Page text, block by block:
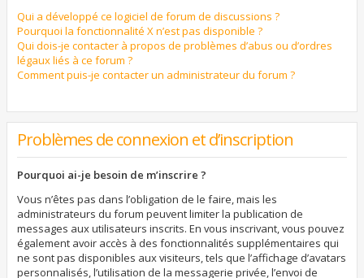
Qui a développé ce logiciel de forum de discussions ?
Pourquoi la fonctionnalité X n’est pas disponible ?
Qui dois-je contacter à propos de problèmes d’abus ou d’ordres
légaux liés à ce forum ?
Comment puis-je contacter un administrateur du forum ?
Problèmes de connexion et d’inscription
Pourquoi ai-je besoin de m’inscrire ?
Vous n’êtes pas dans l’obligation de le faire, mais les
administrateurs du forum peuvent limiter la publication de
messages aux utilisateurs inscrits. En vous inscrivant, vous pouvez
également avoir accès à des fonctionnalités supplémentaires qui
ne sont pas disponibles aux visiteurs, tels que l’affichage d’avatars
personnalisés, l’utilisation de la messagerie privée, l’envoi de